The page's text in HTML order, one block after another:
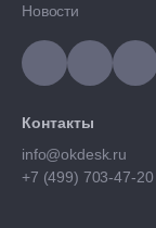
Новости
Контакты
info@okdesk.ru
+7 (499) 703-47-20